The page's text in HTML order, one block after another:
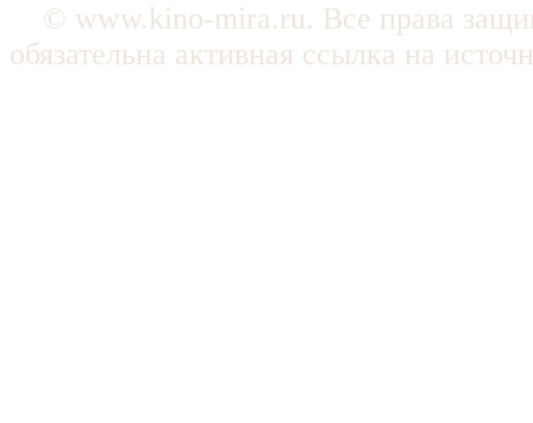
© www.kino-mira.ru. Все права
обязательна активная ссылка на